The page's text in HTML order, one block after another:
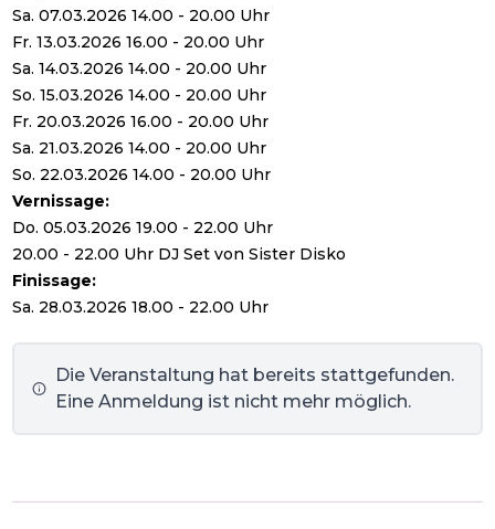
Sa. 07.03.2026 14.00 - 20.00 Uhr
Fr. 13.03.2026 16.00 - 20.00 Uhr
Sa. 14.03.2026 14.00 - 20.00 Uhr
So. 15.03.2026 14.00 - 20.00 Uhr
Fr. 20.03.2026 16.00 - 20.00 Uhr
Sa. 21.03.2026 14.00 - 20.00 Uhr
So. 22.03.2026 14.00 - 20.00 Uhr
Vernissage:
Do. 05.03.2026 19.00 - 22.00 Uhr
20.00 - 22.00 Uhr DJ Set vonSister Disko
Finissage:
Sa. 28.03.2026 18.00 - 22.00 Uhr
Die Veranstaltung hat bereits stattgefunden.
Eine Anmeldung ist nicht mehr möglich.